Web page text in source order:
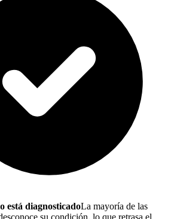
está diagnosticadoLa mayoría de las